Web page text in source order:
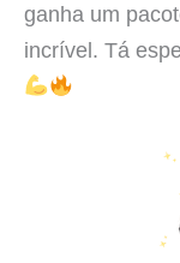
ganha um
incrível. Tá